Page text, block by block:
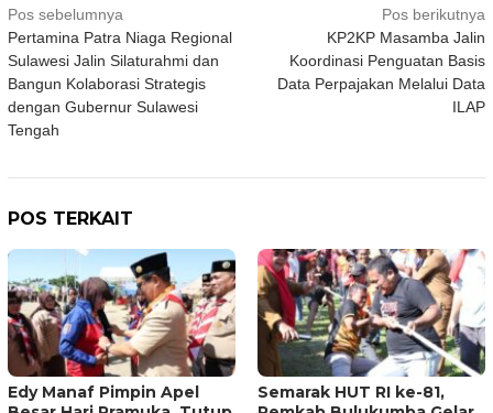
Navigasi
pos
Pos sebelumnya
Pertamina Patra Niaga Regional
Sulawesi Jalin Silaturahmi dan
Bangun Kolaborasi Strategis
dengan Gubernur Sulawesi
Tengah
Pos berikutnya
KP2KP Masamba Jalin
Koordinasi Penguatan Basis
Data Perpajakan Melalui Data
ILAP
POS TERKAIT
Edy Manaf Pimpin Apel
Semarak HUT RI ke-81,